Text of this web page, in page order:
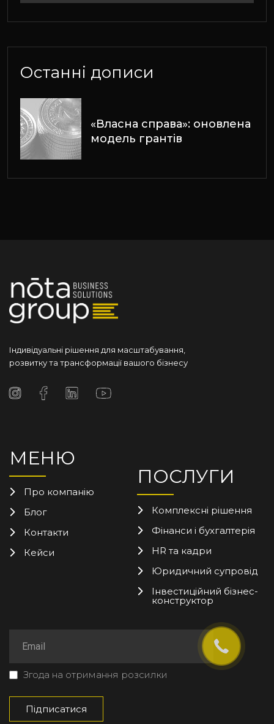
Останні дописи
«Власна справа»: оновлена
модель грантів
Індивідуальні рішення для масштабування,
розвитку та трансформації вашого бізнесу
МЕНЮ
Про компанію
Блог
Контакти
Кейси
ПОСЛУГИ
Комплексні рішення
Фінанси і бухгалтерія
HR та кадри
Юридичний супровід
Інвестиційний бізнес-
конструктор
Згода на отримання розсилки